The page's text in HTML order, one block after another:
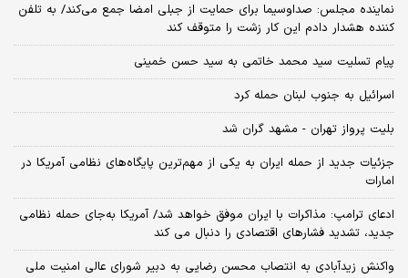
نماینده مجلس: صداوسیما برای حمایت از جبلی امضا جمع می‌کند/ به تلفن
کننده هشدار دادم این کار زشت را متوقف کند
پیام تسلیت سید محمد خاتمی به سید حسن خمینی
اسرائیل به جنوب لبنان حمله کرد
بلیت پرواز تهران - مشهد گران شد
جزئیات جدید از حمله ایران به یکی از مهم‌ترین پایگاه‌های نظامی آمریکا در
امارات
ادعای ترامپ: مذاکرات با ایران موفق خواهد شد/ آمریکا به‌جای حمله نظامی
جدید، تشدید فشارهای اقتصادی را دنبال می کند
واکنش زیدآبادی به انتصاب محسن رضایی به دبیر شورای عالی امنیت ملی